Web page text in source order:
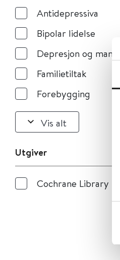
Antidepressiva
Bipolar lidelse
Depresjon og mani
Familietiltak
Forebygging
Vis alt
Utgiver
Cochrane Library